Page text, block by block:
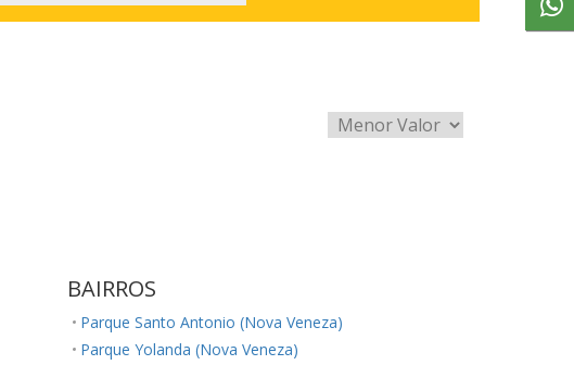
BAIRROS
Parque Santo Antonio (Nova Veneza)
Parque Yolanda (Nova Veneza)